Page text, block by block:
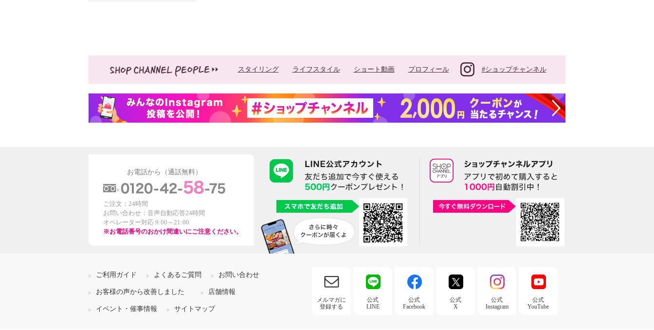
スタイリング ライフスタイル ショート動画 プロフィール #ショップチャンネル
お電話から（通話無料）
ご注文：24時間
お問い合わせ：音声自動応答24時間
オペレーター対応 9:00～21:00
※お電話番号のおかけ間違いにご注意ください。
ご利用ガイド よくあるご質問 お問い合わせ
お客様の声から改善しました 店舗情報
イベント・催事情報 サイトマップ
メルマガに
登録する
公式
LINE
公式
Facebook
公式
X
公式
Instagram
公式
YouTube